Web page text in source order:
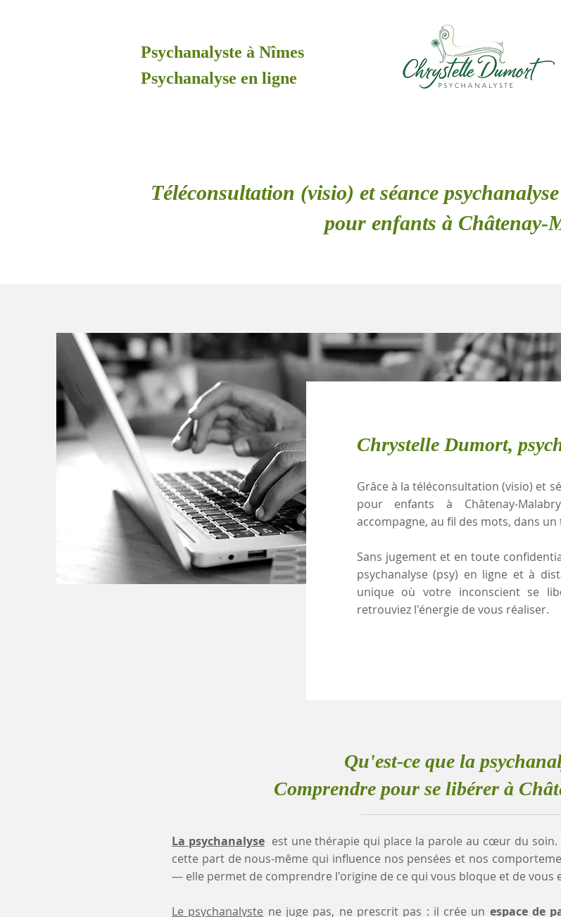
Psychanalyste à Nîmes
Psychanalyse en ligne
Téléconsultation (visio) et séance
pour enfants à Châtenay-
Chrystelle Dumort,
Grâce à la téléconsultation (visio) et
pour enfants à Châtenay-
accompagne, au fil des mots, dans
Sans jugement et en toute
psychanalyse (psy) en ligne et à
unique où votre inconscient se
retrouviez l'énergie de vous réaliser.
Qu'est-ce que la
Comprendre pour se libérer à
La psychanalyse est une thérapie qui place la parole au cœur du soin.
cette part de nous-même qui influence nos pensées et nos
— elle permet de comprendre l'origine de ce qui vous bloque et de vous
Le psychanalyste ne juge pas, ne prescrit pas : il crée un espace de